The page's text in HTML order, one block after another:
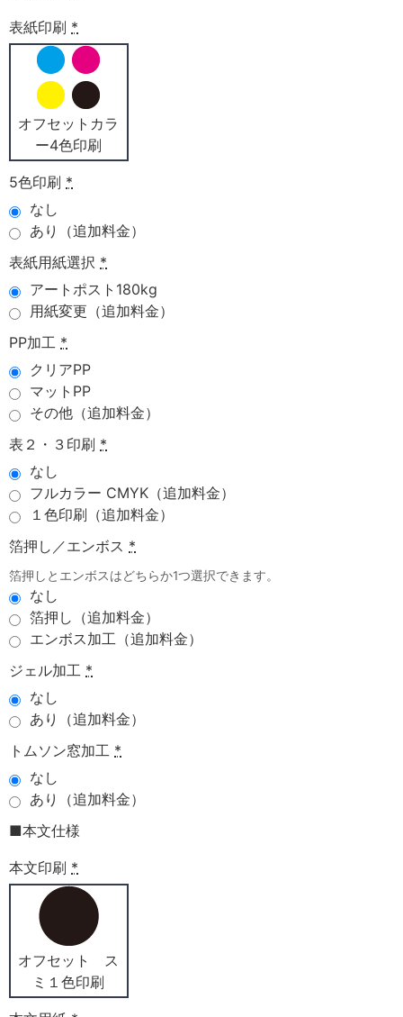
表紙印刷 *
オフセットカラ
ー4色印刷
5色印刷 *
なし
あり（追加料金）
表紙用紙選択 *
アートポスト180kg
用紙変更（追加料金）
PP加工 *
クリアPP
マットPP
その他（追加料金）
表２・３印刷 *
なし
フルカラー CMYK（追加料金）
１色印刷（追加料金）
箔押し／エンボス *
箔押しとエンボスはどちらか1つ選択できます。
なし
箔押し（追加料金）
エンボス加工（追加料金）
ジェル加工 *
なし
あり（追加料金）
トムソン窓加工 *
なし
あり（追加料金）
■本文仕様
本文印刷 *
オフセット ス
ミ１色印刷